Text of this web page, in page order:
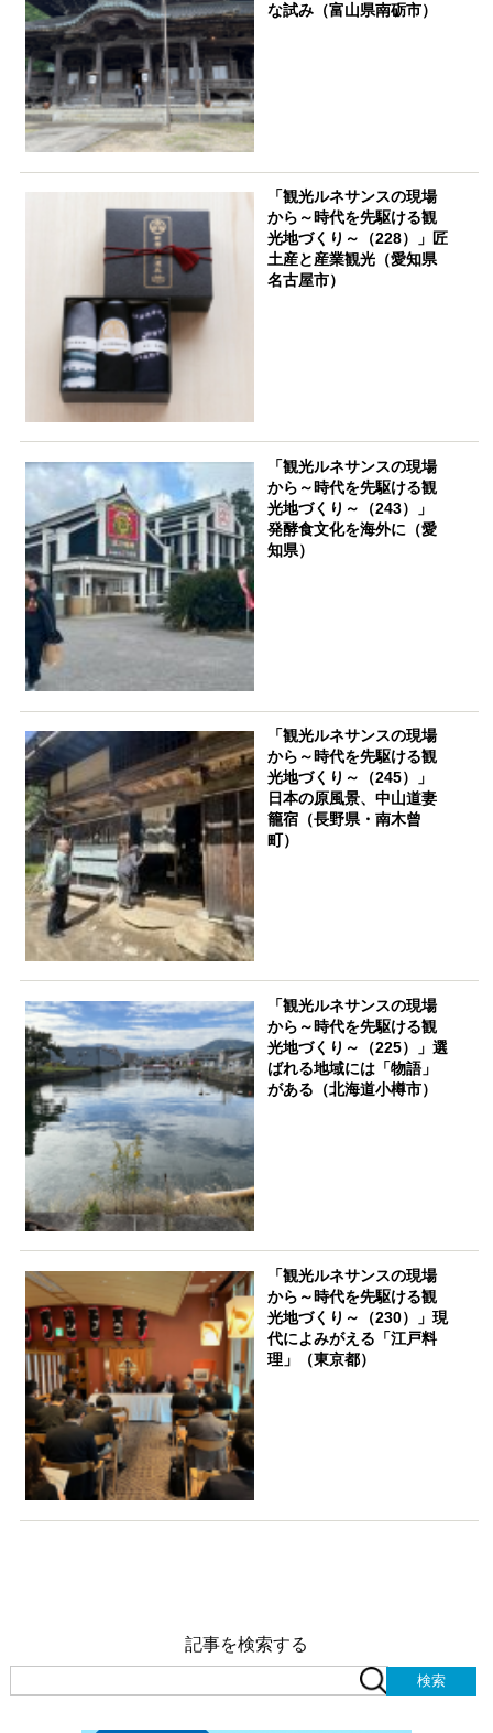
な試み（富山県南砺市）
「観光ルネサンスの現場
から～時代を先駆ける観
光地づくり～（228）」匠
土産と産業観光（愛知県
名古屋市）
「観光ルネサンスの現場
から～時代を先駆ける観
光地づくり～（243）」
発酵食文化を海外に（愛
知県）
「観光ルネサンスの現場
から～時代を先駆ける観
光地づくり～（245）」
日本の原風景、中山道妻
籠宿（長野県・南木曾
町）
「観光ルネサンスの現場
から～時代を先駆ける観
光地づくり～（225）」選
ばれる地域には「物語」
がある（北海道小樽市）
「観光ルネサンスの現場
から～時代を先駆ける観
光地づくり～（230）」現
代によみがえる「江戸料
理」（東京都）
記事を検索する